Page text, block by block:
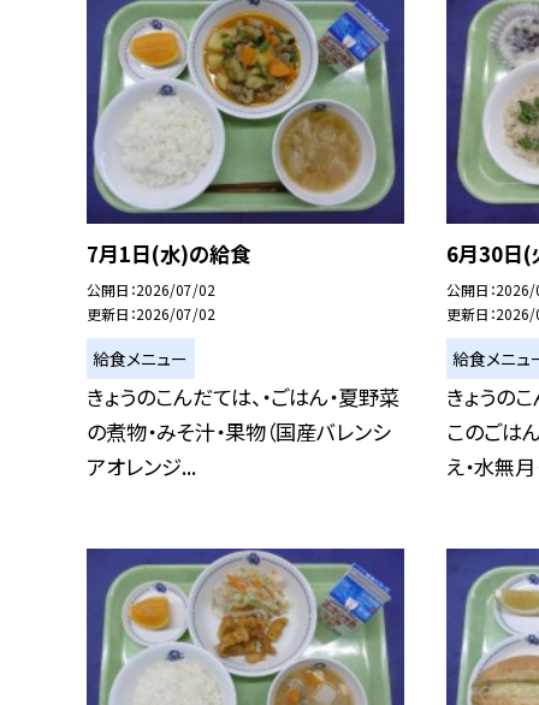
7月1日(水)の給食
公開日 2026/07/02
更新日 2026/07/02
給食メニュー
きょうのこんだては、・ごはん・夏野菜
の煮物・みそ汁・果物（国産バレンシ
アオレンジ...
6月30日(
公開日
更新日
給食メニュ
きょうの
このごは
え・水無月